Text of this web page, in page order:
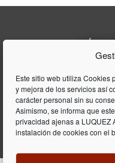
Este sitio web utiliza Cookies
y mejora de los servicios así
carácter personal sin su
Asimismo, se informa que
privacidad ajenas a LUQUEZ
instalación de cookies con el
Lúquez &
una
ámbito
empresas